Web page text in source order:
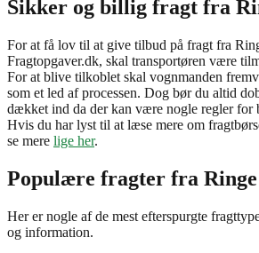
Sikker og billig fragt fra
For at få lov til at give tilbud på fragt fra
Fragtopgaver.dk, skal transportøren være
For at blive tilkoblet skal vognmanden
som et led af processen. Dog bør du altid
dækket ind da der kan være nogle regler for
Hvis du har lyst til at læse mere om
se mere lige her.
Populære fragter fra Ringe
Her er nogle af de mest efterspurgte
og information.